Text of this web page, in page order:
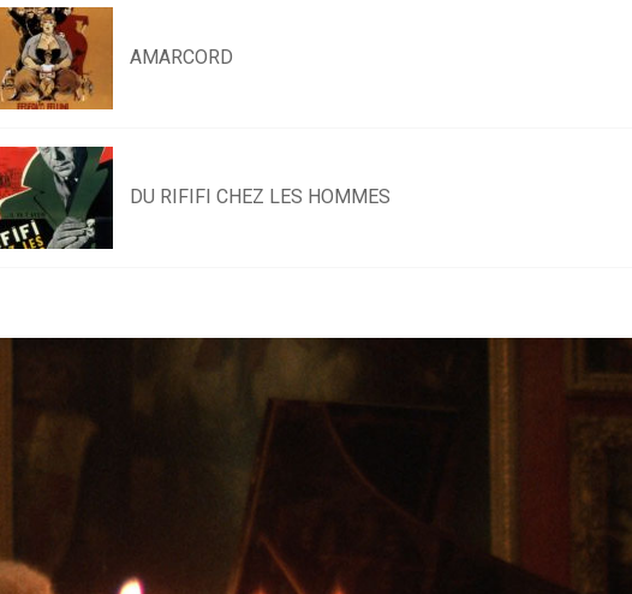
AMARCORD
DU RIFIFI CHEZ LES HOMMES